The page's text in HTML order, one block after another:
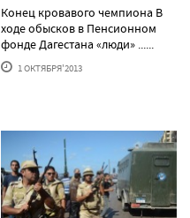
Конец кровавого чемпиона В
ходе обысков в Пенсионном
фонде Дагестана «люди» ......
1 ОКТЯБРЯ'2013